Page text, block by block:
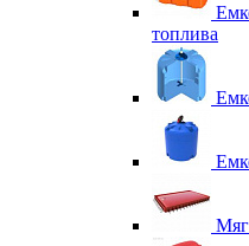
топлива